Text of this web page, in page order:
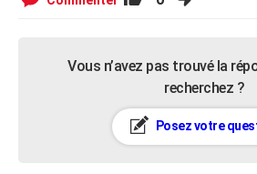
Vous n’avez pas trouvé la
recherchez ?
Posez votre